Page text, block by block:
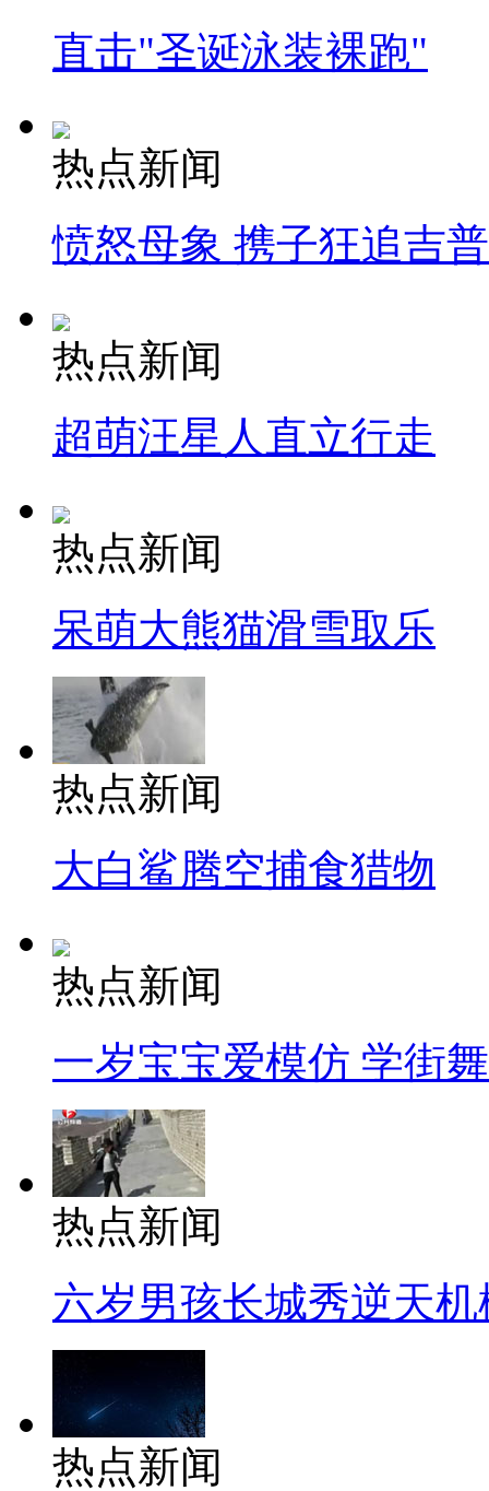
直击"圣诞泳装裸跑"
热点新闻
愤怒母象 携子狂追吉
热点新闻
超萌汪星人直立行走
热点新闻
呆萌大熊猫滑雪取乐
热点新闻
大白鲨腾空捕食猎物
热点新闻
一岁宝宝爱模仿 学街
热点新闻
六岁男孩长城秀逆天机
热点新闻